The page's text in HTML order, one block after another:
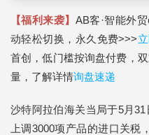
【福利来袭】 AB客·智能外
动轻松切换，永久免费>>>
首创，低门槛按询盘付费，
量，了解详情询盘速递
沙特阿拉伯海关当局于5月
上调3000项产品的进口关